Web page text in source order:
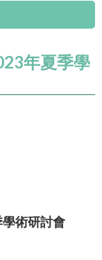
年夏季學
術研討會